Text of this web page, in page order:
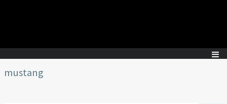
mustang